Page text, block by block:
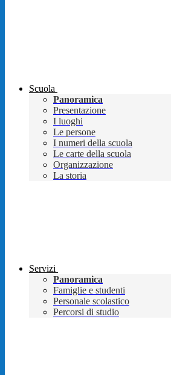
Scuola
Panoramica
Presentazione
I luoghi
Le persone
I numeri della scuola
Le carte della scuola
Organizzazione
La storia
Servizi
Panoramica
Famiglie e studenti
Personale scolastico
Percorsi di studio